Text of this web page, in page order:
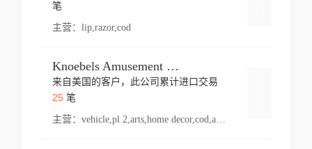
笔
主营： lip,razor,cod
Knoebels Amusement Resort
来自美国的客户，此公司累计进口交易
25笔
主营： vehicle,pl 2,arts,home decor,cod,amusement ride,sea